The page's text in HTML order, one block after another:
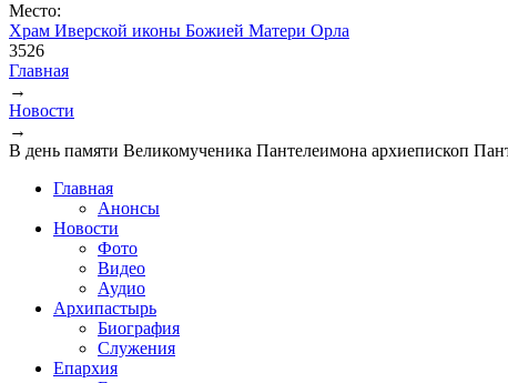
Место:
Храм Иверской иконы Божией Матери Орла
3526
Вы здесь
Главная
→
Новости
→
В день памяти Великомученика Пантелеимона архиепископ
Главная
Анонсы
Новости
Фото
Видео
Аудио
Архипастырь
Биография
Служения
Епархия